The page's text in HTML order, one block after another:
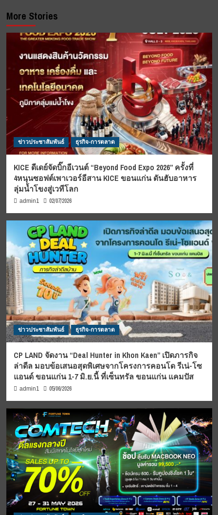
More Stories
ข่าวประชาสัมพันธ์ ธุรกิจ-การตลาด
KICE ดีเดย์จัดบิ๊กอีเวนต์ “Beyond Food Expo 2026” ครั้งที่
4หนุนซอฟต์เพาเวอร์อีสาน KICE ขอนแก่น ดันฮับอาหาร
ลุ่มน้ำโขงสู่เวทีโลก
admin1 02/07/2026
ข่าวประชาสัมพันธ์ ธุรกิจ-การตลาด
CP LAND จัดงาน “Deal Hunter in Khon Kaen” เปิดภารกิจ
ล่าดีล มอบข้อเสนอสุดพิเศษจากโครงการคอนโด รีเน่-โซ
แอนด์ ขอนแก่น 1-7 มิ.ย.นี้ ที่เซ็นทรัล ขอนแก่น แคมปัส
admin1 05/06/2026